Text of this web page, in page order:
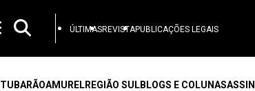
ÚLTIMASREVISTAPUBLICAÇÕES LEGAIS
TUBARÃOAMURELREGIÃO SULBLOGS E COLUNAS